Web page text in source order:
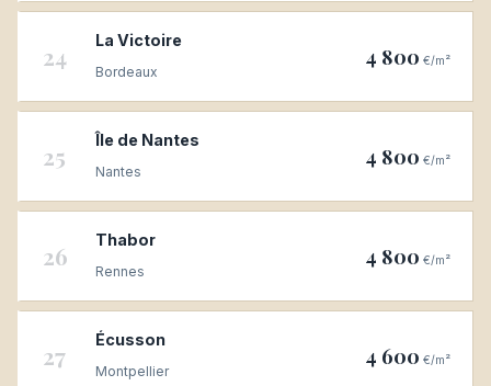
24
La Victoire
Bordeaux
4 800 €/m²
25
Île de Nantes
Nantes
4 800 €/m²
26
Thabor
Rennes
4 800 €/m²
27
Écusson
Montpellier
4 600 €/m²